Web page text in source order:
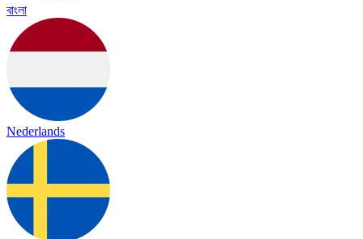
বাংলা
Nederlands